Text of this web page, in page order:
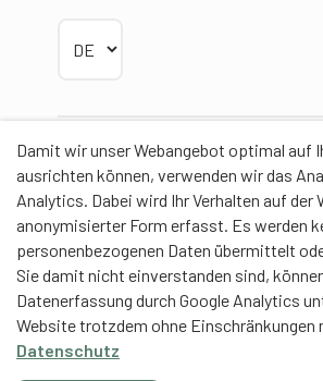
Damit wir unser Webangebot optimal auf
ausrichten können, verwenden wir das
Analytics. Dabei wird Ihr Verhalten auf der
anonymisierter Form erfasst. Es werden
personenbezogenen Daten übermittelt
Sie damit nicht einverstanden sind,
Datenerfassung durch Google Analytics
Website trotzdem ohne Einschränkungen
Datenschutz
Partner
Contentpartner
Eidgenössische Hochschule für
EHSM